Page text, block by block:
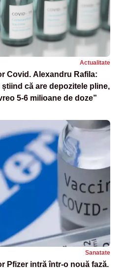
Actualitate
Covid. Alexandru Rafila:
că are depozitele pline,
5-6 milioane de doze”
Sanatate
Pfizer intră într-o nouă fază.